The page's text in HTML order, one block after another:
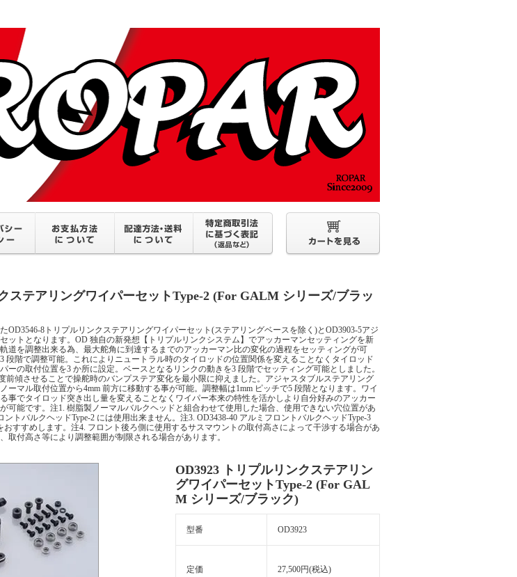
ステアリングワイパーセットType-2 (For GALM シリーズ/ブラッ
OD3546-8トリプルリンクステアリングワイパーセット(ステアリングベースを除く)とOD3903-5アジ
ットとなります。OD 独自の新発想【トリプルリンクシステム】でアッカーマンセッティングを新
道を調整出来る為、最大舵角に到達するまでのアッカーマン比の変化の過程をセッティングが可
段階で調整可能。これによりニュートラル時のタイロッドの位置関係を変えることなくタイロッド
ーの取付位置を3 か所に設定。ベースとなるリンクの動きを3 段階でセッティング可能としました。
前傾させることで操舵時のバンプステア変化を最小限に抑えました。アジャスタブルステアリング
ーマル取付位置から4mm 前方に移動する事が可能。調整幅は1mm ピッチで5 段階となります。ワイ
事でタイロッド突き出し量を変えることなくワイパー本来の特性を活かしより自分好みのアッカー
可能です。注1. 樹脂製ノーマルバルクヘッドと組合わせて使用した場合、使用できない穴位置があ
ントバルクヘッドType-2 には使用出来ません。注3. OD3438-40 アルミフロントバルクヘッドType-3
すすめします。注4. フロント後ろ側に使用するサスマウントの取付高さによって干渉する場合があ
取付高さ等により調整範囲が制限される場合があります。
OD3923 トリプルリンクステアリン
グワイパーセットType-2 (For GAL
M シリーズ/ブラック)
型番 OD3923
定価 27,500円(税込)